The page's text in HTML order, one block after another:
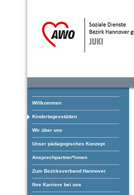
Willkommen
Kindertagesstätten
Wir über uns
Unser pädagogisches Konzept
Ansprechpartner*innen
Zum Bezirksverband Hannover
Ihre Karriere bei uns